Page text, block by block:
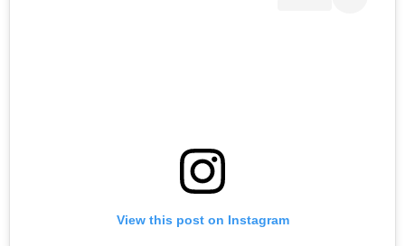
View this post on Instagram